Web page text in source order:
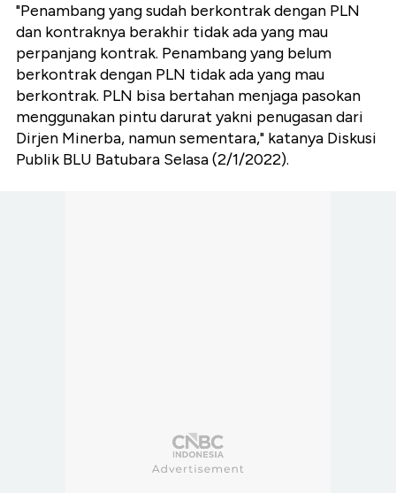
"Penambang yang sudah berkontrak dengan PLN
dan kontraknya berakhir tidak ada yang mau
perpanjang kontrak. Penambang yang belum
berkontrak dengan PLN tidak ada yang mau
berkontrak. PLN bisa bertahan menjaga pasokan
menggunakan pintu darurat yakni penugasan dari
Dirjen Minerba, namun sementara," katanya Diskusi
Publik BLU Batubara Selasa (2/1/2022).